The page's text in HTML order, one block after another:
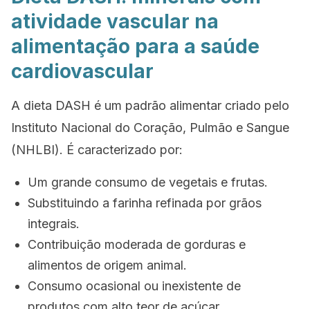
atividade vascular na
alimentação para a saúde
cardiovascular
A dieta DASH é um padrão alimentar criado pelo
Instituto Nacional do Coração, Pulmão e Sangue
(NHLBI). É caracterizado por:
Um grande consumo de vegetais e frutas.
Substituindo a farinha refinada por grãos
integrais.
Contribuição moderada de gorduras e
alimentos de origem animal.
Consumo ocasional ou inexistente de